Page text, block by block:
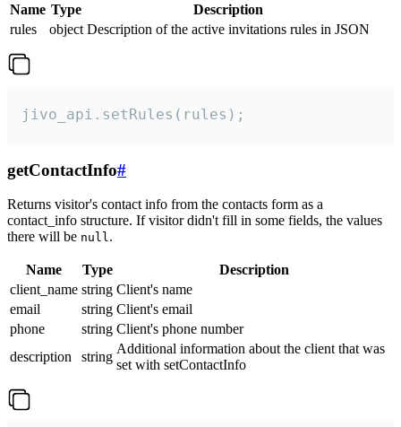
Name Type
Description
rules
object Description of the active invitations rules in JSON
jivo_api.setRules(rules);
getContactInfo#
Returns visitor's contact info from the contacts form as a
contact_info structure. If visitor didn't fill in some fields, the values
there will be null.
Name Type
Description
client_name string Client's name
email
string Client's email
phone
string Client's phone number
description
string
Additional information about the client that was
set with setContactInfo